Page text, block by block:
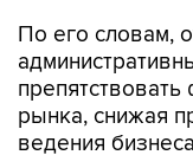
По его словам,
рынка, снижая
ведения